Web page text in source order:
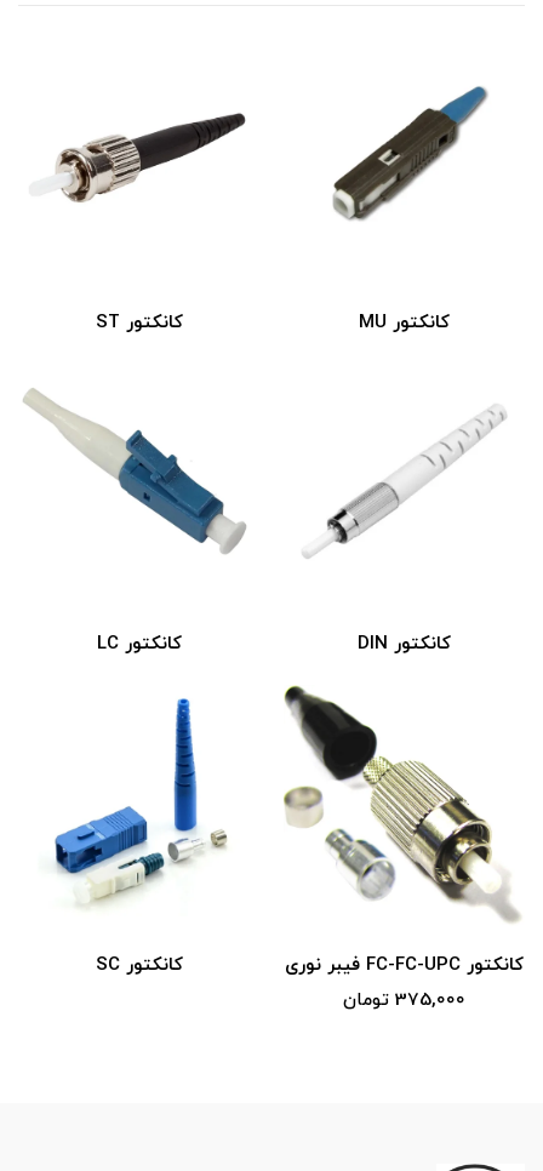
کانکتور MU کانکتور ST
کانکتور DIN کانکتور LC
کانکتور FC-FC-UPC فیبر نوری
375,000 تومان
کانکتور SC